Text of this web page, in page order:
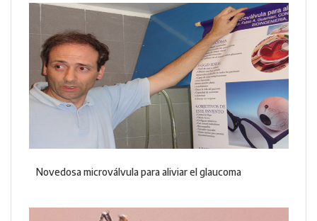
Novedosa microválvula para aliviar el glaucoma